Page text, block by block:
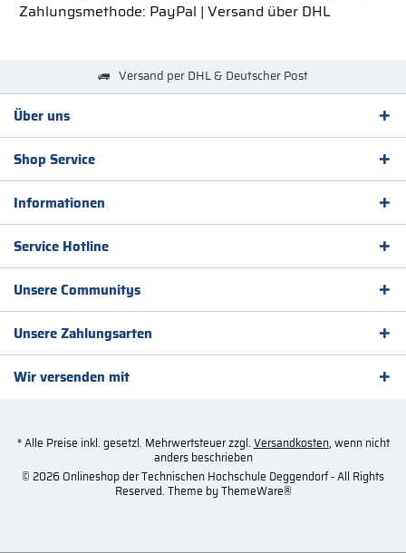
Zahlungsmethode: PayPal | Versand über DHL
Versand per DHL & Deutscher Post
Über uns
Shop Service
Informationen
Service Hotline
Unsere Communitys
Unsere Zahlungsarten
Wir versenden mit
* Alle Preise inkl. gesetzl. Mehrwertsteuer zzgl. Versandkosten, wenn nicht
anders beschrieben
© 2026 Onlineshop der Technischen Hochschule Deggendorf - All Rights
Reserved. Theme byThemeWare®